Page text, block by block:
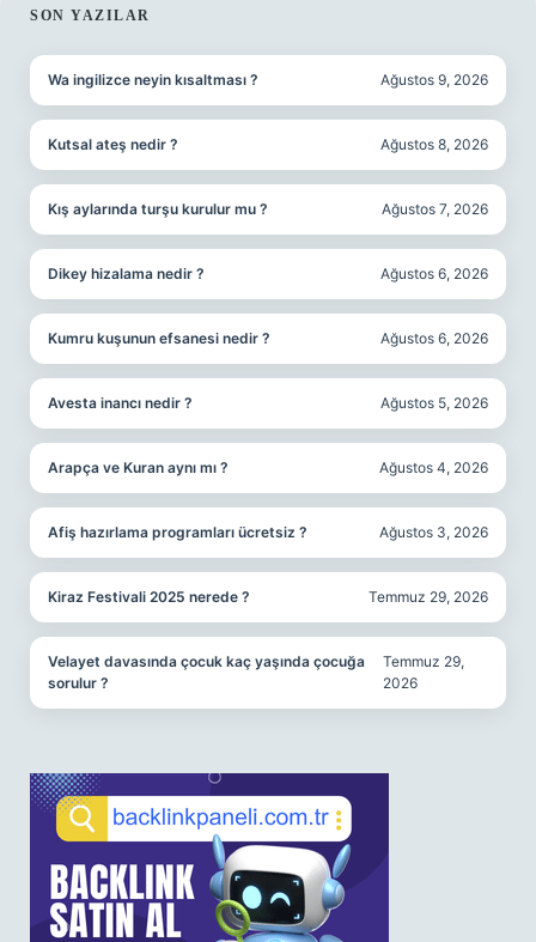
SIDEBAR
SON YAZILAR
Wa ingilizce neyin kısaltması ? Ağustos 9, 2026
Kutsal ateş nedir ? Ağustos 8, 2026
Kış aylarında turşu kurulur mu ? Ağustos 7, 2026
Dikey hizalama nedir ? Ağustos 6, 2026
Kumru kuşunun efsanesi nedir ? Ağustos 6, 2026
Avesta inancı nedir ? Ağustos 5, 2026
Arapça ve Kuran aynı mı ? Ağustos 4, 2026
Afiş hazırlama programları ücretsiz ? Ağustos 3, 2026
Kiraz Festivali 2025 nerede ? Temmuz 29, 2026
Velayet davasında çocuk kaç yaşında çocuğa
sorulur ?
Temmuz 29,
2026